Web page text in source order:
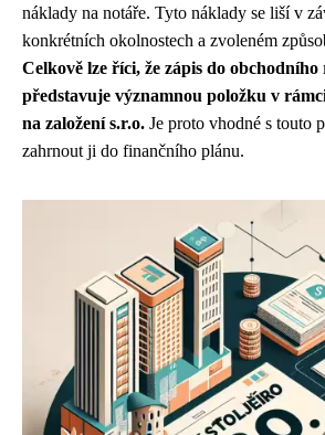
náklady na notáře. Tyto náklady se liší v
konkrétních okolnostech a zvoleném
Celkově lze říci, že zápis do
představuje významnou položku v
na založení s.r.o. Je proto vhodné s touto
zahrnout ji do finančního plánu.